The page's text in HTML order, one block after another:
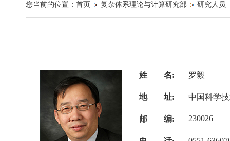
您当前的位置： 首页 复杂体系理论与计算研究部 研究人员
姓 名: 罗毅
地 址: 中国科学
邮 编: 230026